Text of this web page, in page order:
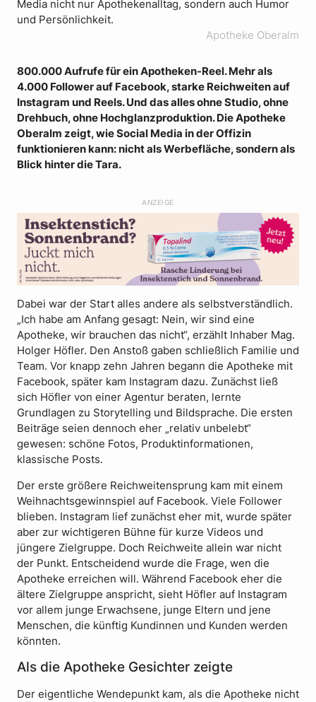
Media nicht nur Apothekenalltag, sondern auch Humor
und Persönlichkeit.
Apotheke Oberalm
800.000 Aufrufe für ein Apotheken-Reel. Mehr als
4.000 Follower auf Facebook, starke Reichweiten auf
Instagram und Reels. Und das alles ohne Studio, ohne
Drehbuch, ohne Hochglanzproduktion. Die Apotheke
Oberalm zeigt, wie Social Media in der Offizin
funktionieren kann: nicht als Werbefläche, sondern als
Blick hinter die Tara.
ANZEIGE
Dabei war der Start alles andere als selbstverständlich.
„Ich habe am Anfang gesagt: Nein, wir sind eine
Apotheke, wir brauchen das nicht“, erzählt Inhaber Mag.
Holger Höfler. Den Anstoß gaben schließlich Familie und
Team. Vor knapp zehn Jahren begann die Apotheke mit
Facebook, später kam Instagram dazu. Zunächst ließ
sich Höfler von einer Agentur beraten, lernte
Grundlagen zu Storytelling und Bildsprache. Die ersten
Beiträge seien dennoch eher „relativ unbelebt“
gewesen: schöne Fotos, Produktinformationen,
klassische Posts.
Der erste größere Reichweitensprung kam mit einem
Weihnachtsgewinnspiel auf Facebook. Viele Follower
blieben. Instagram lief zunächst eher mit, wurde später
aber zur wichtigeren Bühne für kurze Videos und
jüngere Zielgruppe. Doch Reichweite allein war nicht
der Punkt. Entscheidend wurde die Frage, wen die
Apotheke erreichen will. Während Facebook eher die
ältere Zielgruppe anspricht, sieht Höfler auf Instagram
vor allem junge Erwachsene, junge Eltern und jene
Menschen, die künftig Kundinnen und Kunden werden
könnten.
Als die Apotheke Gesichter zeigte
Der eigentliche Wendepunkt kam, als die Apotheke nicht